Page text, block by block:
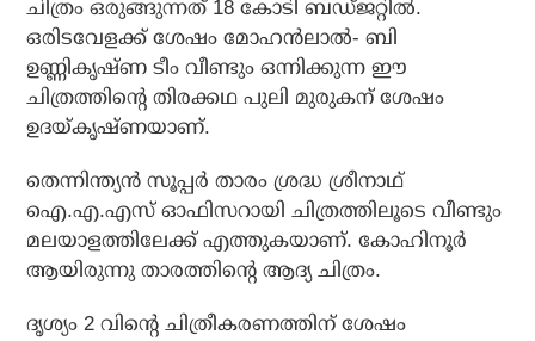
ചിത്രം ഒരുങ്ങുന്നത് 18 കോടി ബഡ്ജറ്റില്‍.
ഒരിടവേളക്ക് ശേഷം മോഹന്‍ലാല്‍- ബി
ഉണ്ണികൃഷ്ണ ടീം വീണ്ടും ഒന്നിക്കുന്ന ഈ
ചിത്രത്തിന്റെ തിരക്കഥ പുലി മുരുകന് ശേഷം
ഉദയ്കൃഷ്ണയാണ്.
തെന്നിന്ത്യന്‍ സൂപ്പര്‍ താരം ശ്രദ്ധ ശ്രീനാഥ്
ഐ.എ.എസ് ഓഫിസറായി ചിത്രത്തിലൂടെ വീണ്ടും
മലയാളത്തിലേക്ക് എത്തുകയാണ്. കോഹിനൂര്‍
ആയിരുന്നു താരത്തിന്റെ ആദ്യ ചിത്രം.
ദൃശ്യം 2 വിന്റെ ചിത്രീകരണത്തിന് ശേഷം